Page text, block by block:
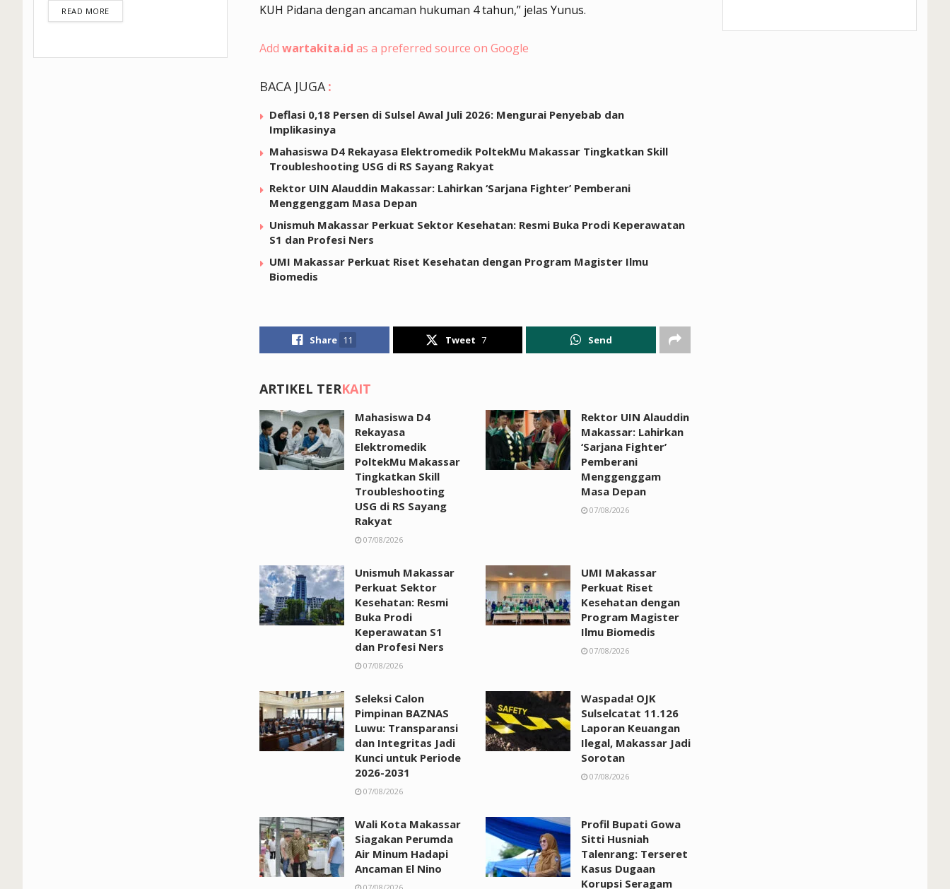
KUH Pidana dengan ancaman hukuman 4 tahun,” jelas Yunus.
Add wartakita.id as a preferred source on Google
BACA JUGA :
Deflasi 0,18 Persen di Sulsel Awal Juli 2026: Mengurai Penyebab dan
Implikasinya
Mahasiswa D4 Rekayasa Elektromedik PoltekMu Makassar Tingkatkan Skill
Troubleshooting USG di RS Sayang Rakyat
Rektor UIN Alauddin Makassar: Lahirkan ‘Sarjana Fighter’ Pemberani
Menggenggam Masa Depan
Unismuh Makassar Perkuat Sektor Kesehatan: Resmi Buka Prodi Keperawatan
S1 dan Profesi Ners
UMI Makassar Perkuat Riset Kesehatan dengan Program Magister Ilmu
Biomedis
Share 11 Tweet 7 Send
ARTIKEL TERKAIT
Mahasiswa D4
Rekayasa
Elektromedik
PoltekMu Makassar
Tingkatkan Skill
Troubleshooting
USG di RS Sayang
Rakyat
07/08/2026
Rektor UIN Alauddin
Makassar: Lahirkan
‘Sarjana Fighter’
Pemberani
Menggenggam
Masa Depan
07/08/2026
Unismuh Makassar
Perkuat Sektor
Kesehatan: Resmi
Buka Prodi
Keperawatan S1
dan Profesi Ners
07/08/2026
UMI Makassar
Perkuat Riset
Kesehatan dengan
Program Magister
Ilmu Biomedis
07/08/2026
Seleksi Calon
Pimpinan BAZNAS
Luwu: Transparansi
dan Integritas Jadi
Kunci untuk Periode
2026-2031
07/08/2026
Waspada! OJK
Sulselcatat 11.126
Laporan Keuangan
Ilegal, Makassar Jadi
Sorotan
07/08/2026
Wali Kota Makassar
Siagakan Perumda
Air Minum Hadapi
Ancaman El Nino
Profil Bupati Gowa
Sitti Husniah
Talenrang: Terseret
Kasus Dugaan
Korupsi Seragam
READ MOREDETAILS